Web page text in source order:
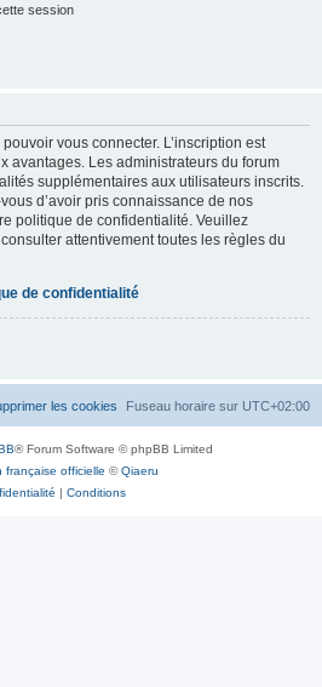
session
vous connecter. L’inscription est
avantages. Les administrateurs du forum
supplémentaires aux utilisateurs inscrits.
d’avoir pris connaissance de nos
politique de confidentialité. Veuillez
attentivement toutes les règles du
de confidentialité
Fuseau horaire sur UTC+02:00
les cookies
® Forum Software © phpBB Limited
française officielle ©Qiaeru
| Conditions